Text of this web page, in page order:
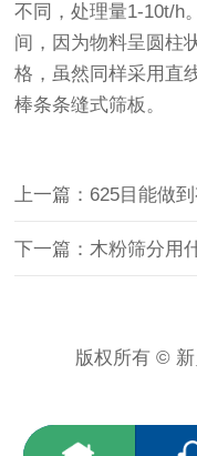
不同，处理量1-10t/h
间，因为物料呈圆柱
格，虽然同样采用直
棒条条缝式筛板。
上一篇：625目能做
下一篇：木粉筛分用
版权所有 © 新